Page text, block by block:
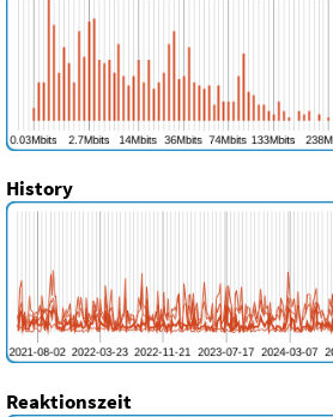
History
Reaktionszeit